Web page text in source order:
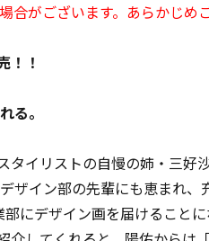
がございます。あらかじめ
！
る。
イリストの自慢の姉・三好
イン部の先輩にも恵まれ、
にデザイン画を届けること